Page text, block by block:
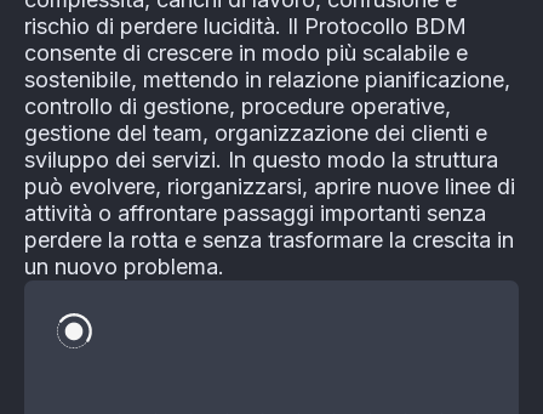
rischio di perdere lucidità. Il Protocollo BDM
consente di crescere in modo più scalabile e
sostenibile, mettendo in relazione pianificazione,
controllo di gestione, procedure operative,
gestione del team, organizzazione dei clienti e
sviluppo dei servizi. In questo modo la struttura
può evolvere, riorganizzarsi, aprire nuove linee di
attività o affrontare passaggi importanti senza
perdere la rotta e senza trasformare la crescita in
un nuovo problema.